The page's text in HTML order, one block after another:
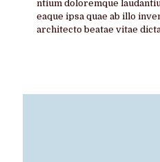
ntium doloremque
eaque ipsa quae ab illo
architecto beatae vitae